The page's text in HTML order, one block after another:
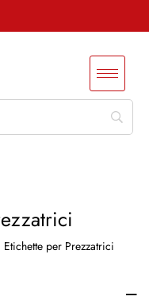
Etichette per Prezzatrici